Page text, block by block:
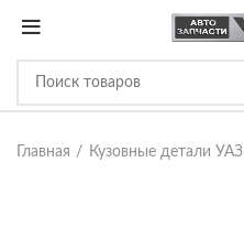
Главная Кузовные детали УАЗ